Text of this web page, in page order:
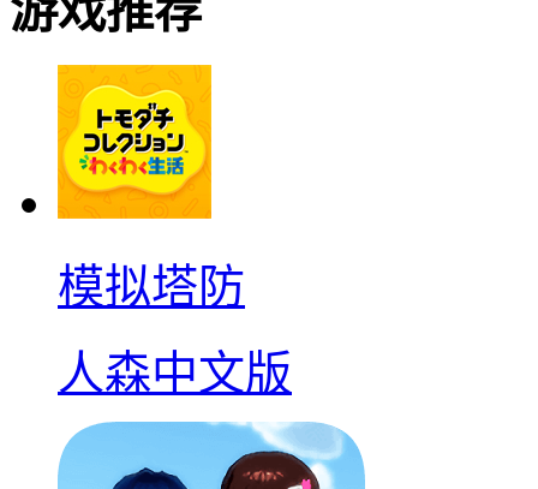
游戏推荐
模拟塔防
人森中文版